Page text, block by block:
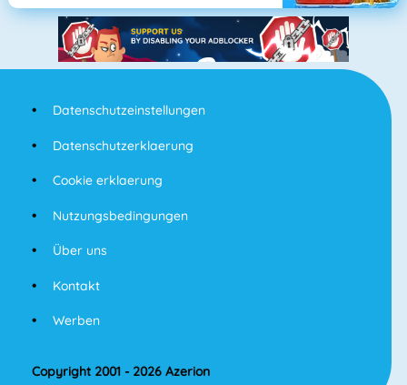
Datenschutzeinstellungen
Datenschutzerklaerung
Cookie erklaerung
Nutzungsbedingungen
Über uns
Kontakt
Werben
Copyright 2001 - 2026 Azerion